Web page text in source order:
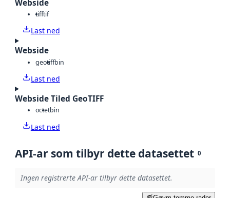
Webside
tifftif
Last ned
Webside
geotiffbin
Last ned
Webside Tiled GeoTIFF
octetbin
Last ned
API-ar som tilbyr dette datasettet 0
Ingen registrerte API-ar tilbyr dette datasettet.